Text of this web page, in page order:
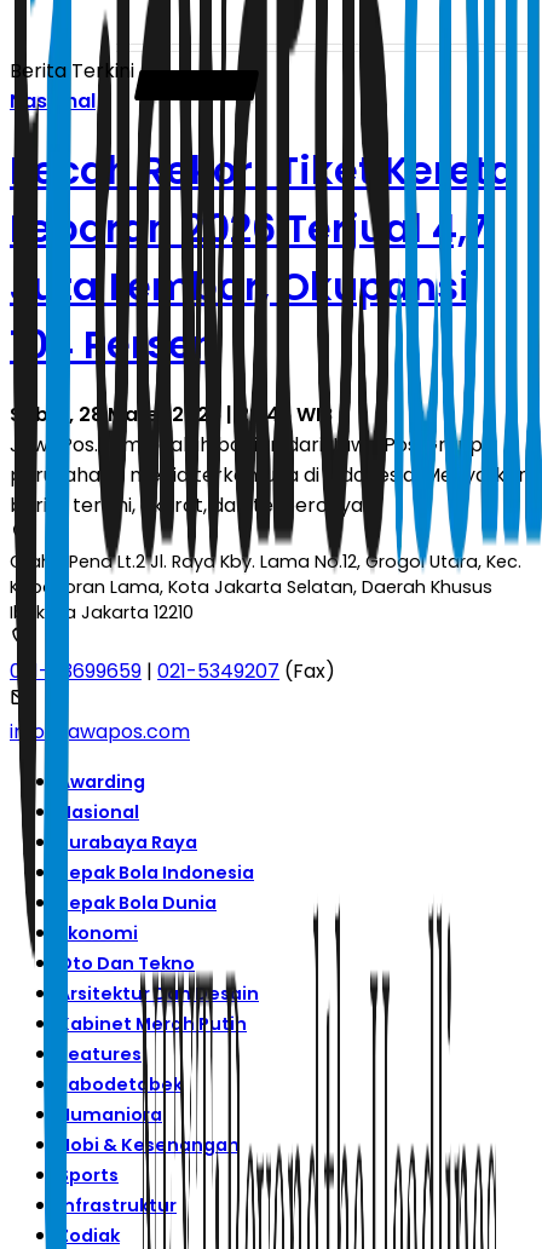
Berita Terkini
Nasional
Pecah Rekor! Tiket Kereta
Lebaran 2026 Terjual 4,7
Juta Lembar, Okupansi
104 Persen
Sabtu, 28 Maret 2026 | 22.46 WIB
JawaPos.com adalah bagian dari Jawa Pos Group,
perusahaan media terkemuka di Indonesia. Menyajikan
berita terkini, akurat, dan terpercaya.
Graha Pena Lt.2 Jl. Raya Kby. Lama No.12, Grogol Utara, Kec.
Kebayoran Lama, Kota Jakarta Selatan, Daerah Khusus
Ibukota Jakarta 12210
021-53699659 | 021-5349207 (Fax)
info@jawapos.com
Awarding
Nasional
Surabaya Raya
Sepak Bola Indonesia
Sepak Bola Dunia
Ekonomi
Oto Dan Tekno
Arsitektur Dan Desain
Kabinet Merah Putih
Features
Jabodetabek
Humaniora
Hobi & Kesenangan
Sports
Infrastruktur
Zodiak